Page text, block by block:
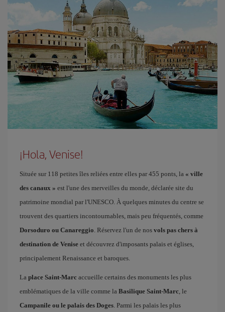
¡Hola, Venise!
Située sur 118 petites îles reliées entre elles par 455 ponts, la « ville
des canaux » est l'une des merveilles du monde, déclarée site du
patrimoine mondial par l'UNESCO. À quelques minutes du centre se
trouvent des quartiers incontournables, mais peu fréquentés, comme
Dorsoduro ou Canareggio. Réservez l'un de nos vols pas chers à
destination de Venise et découvrez d'imposants palais et églises,
principalement Renaissance et baroques.
La place Saint-Marc accueille certains des monuments les plus
emblématiques de la ville comme la Basilique Saint-Marc, le
Campanile ou le palais des Doges. Parmi les palais les plus